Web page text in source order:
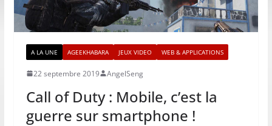
A LA UNE AGEEKHABARA JEUX VIDEO WEB & APPLICATIONS
22 septembre 2019 AngelSeng
Call of Duty : Mobile, c’est la
guerre sur smartphone !